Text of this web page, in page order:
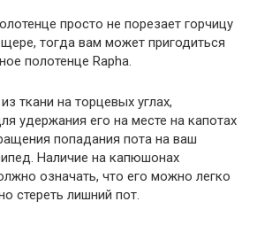
просто не порезает горчицу
тогда вам может пригодиться
полотенце Rapha.
ткани на торцевых углах,
удержания его на месте на капотах
попадания пота на ваш
Наличие на капюшонах
означать, что его можно легко
стереть лишний пот.